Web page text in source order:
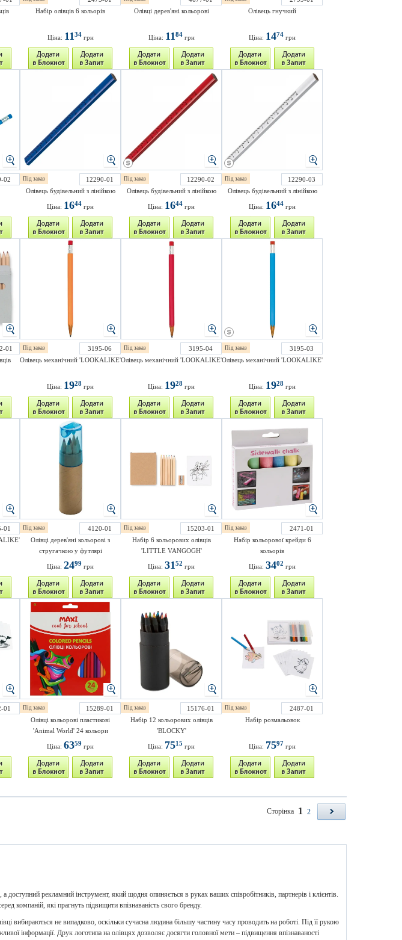
Набір олівців 6 кольорів
Ціна: 1134грн
Олівці дерев'яні кольорові
Ціна: 1184грн
Олівець гнучкий
Ціна: 1474 грн
02
Під заказ
12290-01
Олівець будівельний з лінійкою
Ціна: 1644 грн
Під заказ
12290-02
Олівець будівельний з лінійкою
Ціна: 1644 грн
Під заказ
12290-03
Олівець будівельний з лінійкою
Ціна: 1644 грн
01
Під заказ
3195-06
Олівець механічний 'LOOKALIKE'
Ціна: 1928 грн
Під заказ
3195-04
Олівець механічний 'LOOKALIKE'
Ціна: 1928 грн
Під заказ
3195-03
Олівець механічний 'LOOKALIKE'
Ціна: 1928 грн
01
Під заказ
4120-01
Олівці дерев'яні кольорові з
стругачкою у футлярі
Ціна: 2499 грн
Під заказ
15203-01
Набір 6 кольорових олівців
'LITTLE VANGOGH'
Ціна: 3152 грн
Під заказ
2471-01
Набір кольорової крейди 6
кольорів
Ціна: 3402 грн
01
Під заказ
15289-01
Олівці кольорові пластикові
'Animal World' 24 кольори
Ціна: 6359 грн
Під заказ
15176-01
Набір 12 кольорових олівців
'BLOCKY'
Ціна: 7515 грн
Під заказ
2487-01
Набір розмальовок
Ціна: 7597 грн
1 2
Сторінка
доступний рекламний інструмент, який щодня опиняється в руках ваших співробітників, партнерів і клієнтів.
компаній, які прагнуть підвищити впізнаваність свого бренду.
вибираються не випадково, оскільки сучасна людина більшу частину часу проводить на роботі. Під її рукою
інформації. Друк логотипа на олівцях дозволяє досягти головної мети – підвищення впізнаваності